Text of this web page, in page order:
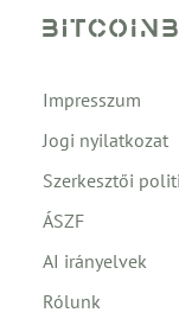
Impresszum
Jogi nyilatkozat
Szerkesztői
ÁSZF
AI irányelvek
Rólunk